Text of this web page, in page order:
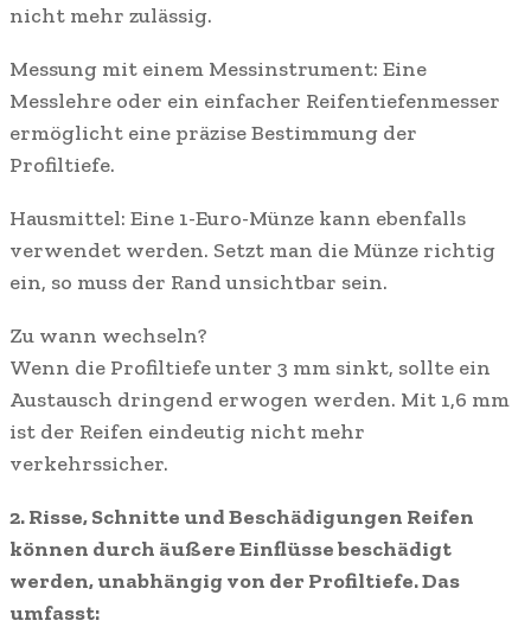
nicht mehr zulässig.
Messung mit einem Messinstrument: Eine
Messlehre oder ein einfacher Reifentiefenmesser
ermöglicht eine präzise Bestimmung der
Profiltiefe.
Hausmittel: Eine 1-Euro-Münze kann ebenfalls
verwendet werden. Setzt man die Münze richtig
ein, so muss der Rand unsichtbar sein.
Zu wann wechseln?
Wenn die Profiltiefe unter 3 mm sinkt, sollte ein
Austausch dringend erwogen werden. Mit 1,6 mm
ist der Reifen eindeutig nicht mehr
verkehrssicher.
2. Risse, Schnitte und Beschädigungen Reifen
können durch äußere Einflüsse beschädigt
werden, unabhängig von der Profiltiefe. Das
umfasst: